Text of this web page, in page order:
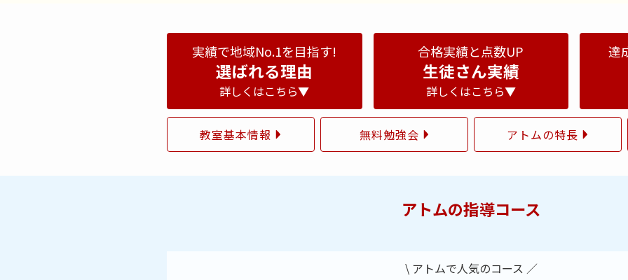
実績で地域No.1を目指す!
選ばれる理由
詳しくはこちら▼
合格実績と点数UP
生徒さん実績
詳しくはこちら▼
達
教室基本情報 無料勉強会 アトムの特長
アトムの指導コース
\ アトムで人気のコース ／